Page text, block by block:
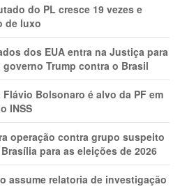
do PL cresce 19 vezes e
de luxo
dos EUA entra na Justiça para
Trump contra o Brasil
Bolsonaro é alvo da PF em
INSS
operação contra grupo suspeito
para as eleições de 2026
assume relatoria de investigação